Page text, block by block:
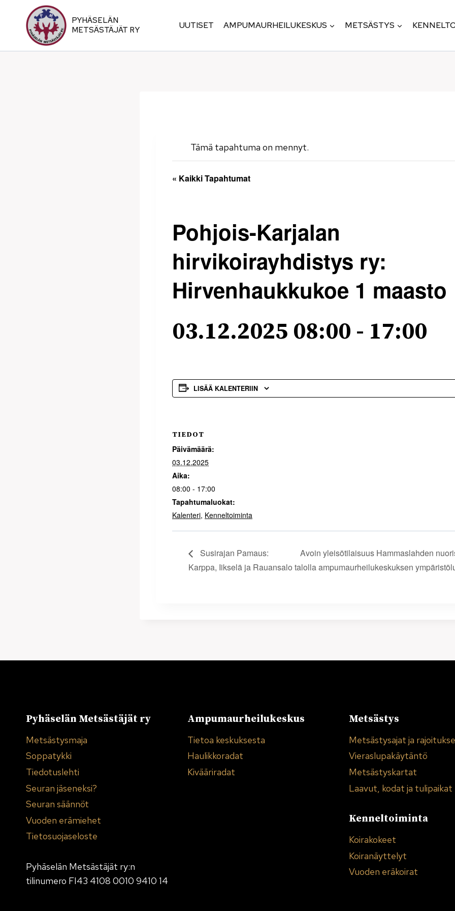
sisältöön
PYHÄSELÄN
METSÄSTÄJÄT RY
UUTISET AMPUMAURHEILUKESKUS METSÄSTYS
Tämä tapahtuma on mennyt.
« Kaikki Tapahtumat
Pohjois-Karjalan
hirvikoirayhdistys ry:
Hirvenhaukkukoe 1 maasto
03.12.2025 08:00 - 17:00
LISÄÄ KALENTERIIN
TIEDOT
Päivämäärä:
03.12.2025
Aika:
08:00 - 17:00
Tapahtumaluokat:
Kalenteri, Kenneltoiminta
Susirajan Pamaus:
Karppa, Iikselä ja Rauansalo
Avoin yleisötilaisuus Hammaslahden
talolla ampuma­urheilu­keskuksen
Pyhäselän Metsästäjät ry
Metsästysmaja
Soppatykki
Tiedotuslehti
Seuran jäseneksi?
Seuran säännöt
Vuoden erämiehet
Tietosuojaseloste
Pyhäselän Metsästäjät ry:n
tilinumero FI43 4108 0010 9410 14
Ampumaurheilukeskus
Tietoa keskuksesta
Haulikkoradat
Kivääriradat
Metsästys
Metsästysajat ja
Vieraslupakäytäntö
Metsästyskartat
Laavut, kodat ja tulipaikat
Kenneltoiminta
Koirakokeet
Koiranäyttelyt
Vuoden eräkoirat